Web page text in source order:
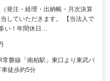
発注・経理・出納帳・月次決算
していただきます。 【当法人で
い！年間休日…
磐線「南柏駅」東口より東武バ
車徒歩約5分